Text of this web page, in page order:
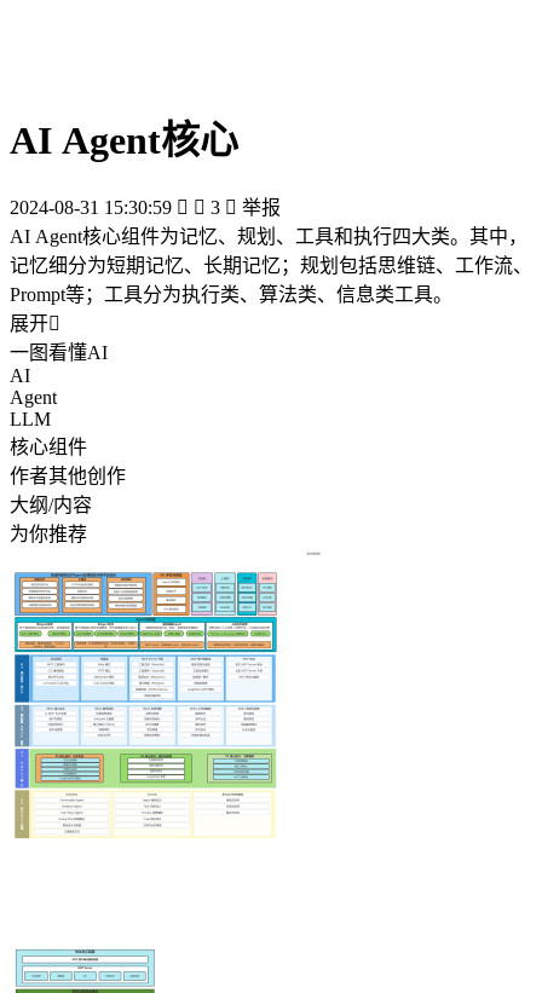
AI Agent核心
2024-08-31 15:30:59   3  举报
AI Agent核心组件为记忆、规划、工具和执行四大类。其中，
记忆细分为短期记忆、长期记忆；规划包括思维链、工作流、
Prompt等；工具分为执行类、算法类、信息类工具。
展开
一图看懂AI
AI
Agent
LLM
核心组件
作者其他创作
大纲/内容
为你推荐